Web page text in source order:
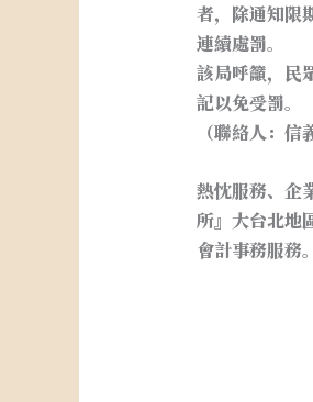
者，除通知限
連續處罰。
該局呼籲，民
記以免受罰。
（聯絡人：
熱忱服務、企
所』大台北地
會計事務服務。